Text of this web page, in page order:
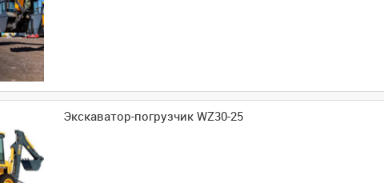
Экскаватор-погрузчик WZ30-25